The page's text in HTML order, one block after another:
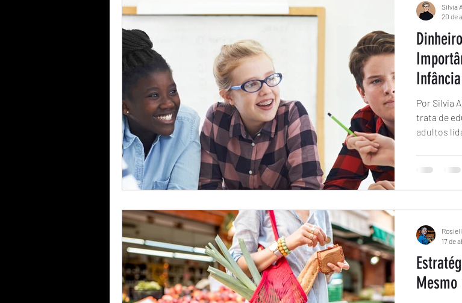
Infância
Por Silvia
trata de
adultos
Silvia
20 de
17 de